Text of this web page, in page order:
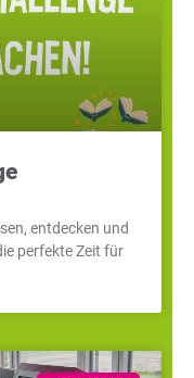
entdecken und
perfekte Zeit für